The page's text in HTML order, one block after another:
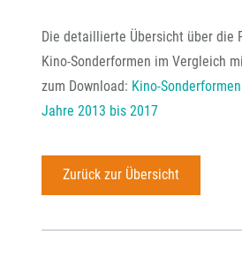
Die detaillierte Übersicht über die
Kino-Sonderformen im Vergleich
zum Download: Kino-
Jahre 2013 bis 2017
Zurück zur Übersicht